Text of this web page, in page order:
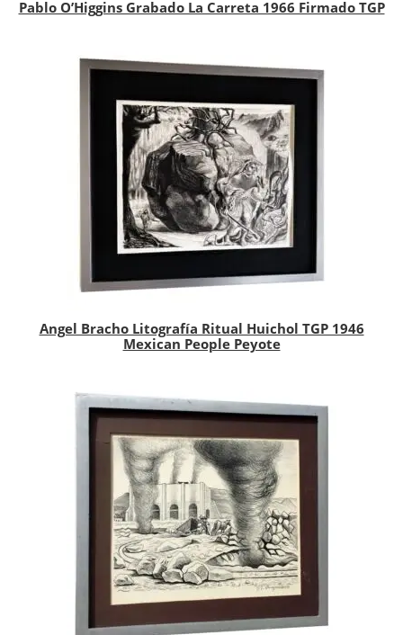
Pablo O’Higgins Grabado La Carreta 1966 Firmado TGP
Angel Bracho Litografía Ritual Huichol TGP 1946
Mexican People Peyote